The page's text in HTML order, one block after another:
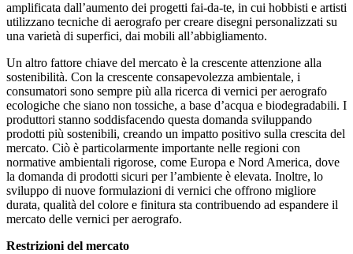
amplificata dall’aumento dei progetti fai-da-te, in cui hobbisti e artisti
utilizzano tecniche di aerografo per creare disegni personalizzati su
una varietà di superfici, dai mobili all’abbigliamento.
Un altro fattore chiave del mercato è la crescente attenzione alla
sostenibilità. Con la crescente consapevolezza ambientale, i
consumatori sono sempre più alla ricerca di vernici per aerografo
ecologiche che siano non tossiche, a base d’acqua e biodegradabili. I
produttori stanno soddisfacendo questa domanda sviluppando
prodotti più sostenibili, creando un impatto positivo sulla crescita del
mercato. Ciò è particolarmente importante nelle regioni con
normative ambientali rigorose, come Europa e Nord America, dove
la domanda di prodotti sicuri per l’ambiente è elevata. Inoltre, lo
sviluppo di nuove formulazioni di vernici che offrono migliore
durata, qualità del colore e finitura sta contribuendo ad espandere il
mercato delle vernici per aerografo.
Restrizioni del mercato